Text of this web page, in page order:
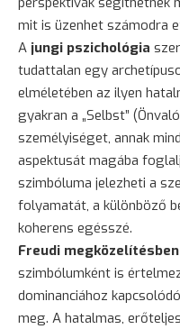
mit is üzenhet számodra
A jungi pszichológia
tudattalan egy
elméletében az ilyen
gyakran a „Selbst”
személyiséget, annak
aspektusát magába
szimbóluma jelezheti a
folyamatát, a különböző
koherens egésszé.
Freudi megközelítésben
szimbólumként is
dominanciához
meg. A hatalmas,